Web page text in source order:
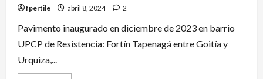
fpertile abril 8, 2024 2
Pavimento inaugurado en diciembre de 2023 en barrio
UPCP de Resistencia: Fortín Tapenagá entre Goitía y
Urquiza,...